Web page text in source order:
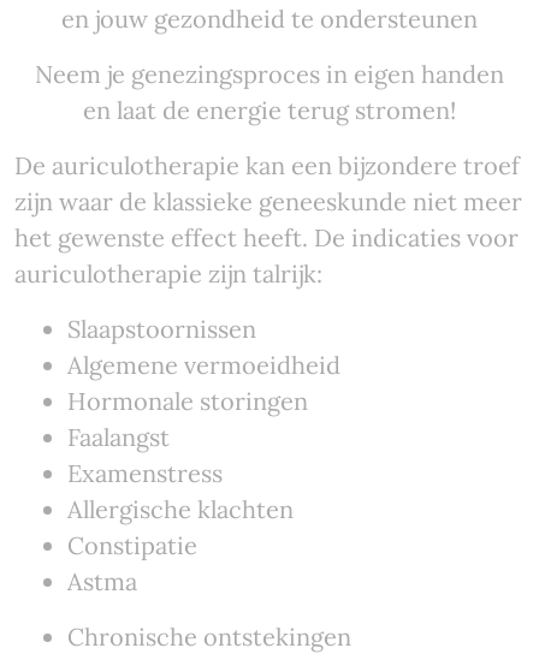
en jouw gezondheid te ondersteunen
Neem je genezingsproces in eigen handen
en laat de energie terug stromen!
De auriculotherapie kan een bijzondere troef
zijn waar de klassieke geneeskunde niet meer
het gewenste effect heeft. De indicaties voor
auriculotherapie zijn talrijk:
Slaapstoornissen
Algemene vermoeidheid
Hormonale storingen
Faalangst
Examenstress
Allergische klachten
Constipatie
Astma
Chronische ontstekingen